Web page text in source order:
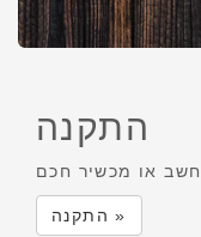
התקנה
התקנה »